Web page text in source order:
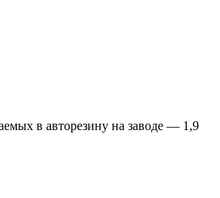
в авторезину на заводе — 1,9